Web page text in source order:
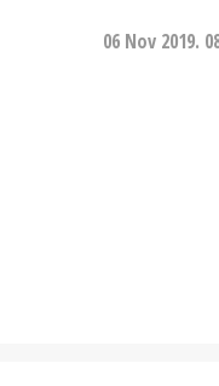
06 Nov 2019.